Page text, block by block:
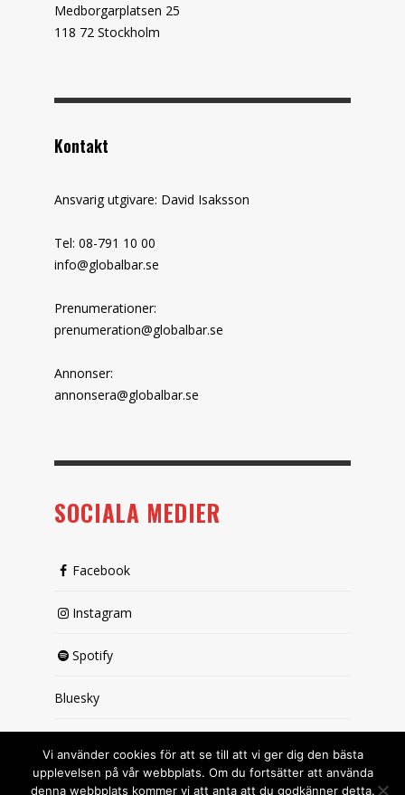
Medborgarplatsen 25
118 72 Stockholm
Kontakt
Ansvarig utgivare: David Isaksson
Tel: 08-791 10 00
info@globalbar.se
Prenumerationer:
prenumeration@globalbar.se
Annonser:
annonsera@globalbar.se
SOCIALA MEDIER
Facebook
Instagram
Spotify
Bluesky
Vi använder cookies för att se till att vi ger dig den bästa
upplevelsen på vår webbplats. Om du fortsätter att använda
denna webbplats kommer vi att anta att du godkänner detta.